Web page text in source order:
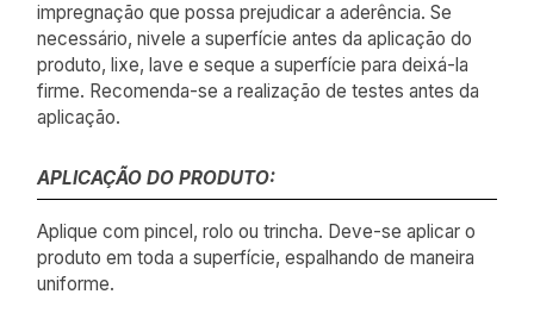
impregnação que possa prejudicar a aderência. Se
necessário, nivele a superfície antes da aplicação do
produto, lixe, lave e seque a superfície para deixá-la
firme. Recomenda-se a realização de testes antes da
aplicação.
APLICAÇÃO DO PRODUTO:
Aplique com pincel, rolo ou trincha. Deve-se aplicar o
produto em toda a superfície, espalhando de maneira
uniforme.